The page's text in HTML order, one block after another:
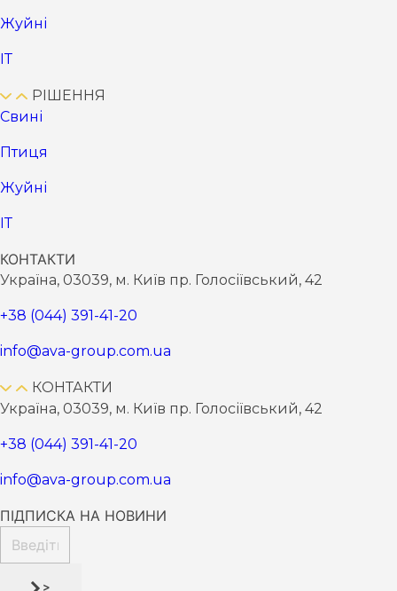
Жуйні
ІТ
РІШЕННЯ
Cвині
Птиця
Жуйні
ІТ
КОНТАКТИ
Україна, 03039, м. Київ пр. Голосіївський, 42
+38 (044) 391-41-20
info@ava-group.com.ua
КОНТАКТИ
Україна, 03039, м. Київ пр. Голосіївський, 42
+38 (044) 391-41-20
info@ava-group.com.ua
ПІДПИСКА НА НОВИНИ
>